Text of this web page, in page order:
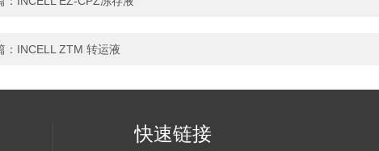
INCELL ZTM 转运液
快速链接